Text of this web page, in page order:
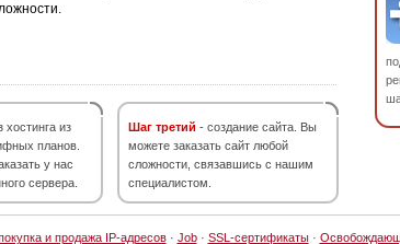
хостинга из
планов.
у нас
сервера.
Шаг третий - создание сайта. Вы
можете заказать сайт любой
сложности, связавшись с нашим
специалистом.
и продажа IP-адресов· Job· SSL-сертификаты·